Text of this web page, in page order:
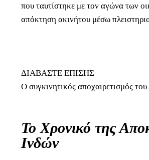
που ταυτίστηκε με τον αγώνα των
απόκτηση ακινήτου μέσω
ΔΙΑΒΑΣΤΕ ΕΠΙΣΗΣ
Ο συγκινητικός αποχαιρετισμός
Το Χρονικό της
Ινδών